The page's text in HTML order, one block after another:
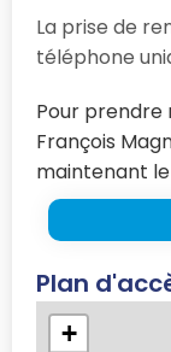
La prise de
téléphone
Pour prendre
François
maintenant
Plan
+